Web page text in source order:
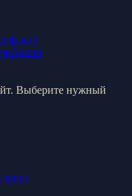
Архив
Выберите нужный